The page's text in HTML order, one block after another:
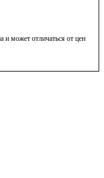
и может отличаться от цен